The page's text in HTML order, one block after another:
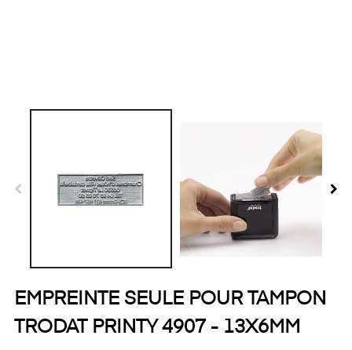
EMPREINTE SEULE POUR TAMPON
TRODAT PRINTY 4907 - 13X6MM